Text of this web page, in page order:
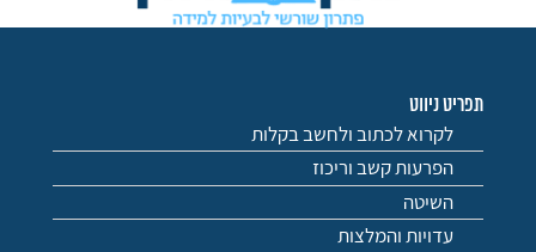
תפריט ניווט
לקרוא לכתוב ולחשב בקלות
הפרעות קשב וריכוז
השיטה
עדויות והמלצות